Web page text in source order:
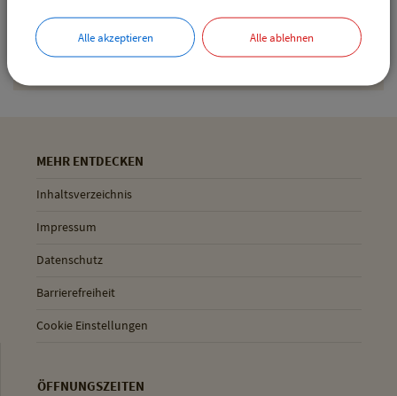
Geltinger Str. 18
85652 Pliening
MEHR ENTDECKEN
Inhaltsverzeichnis
Impressum
Datenschutz
Barrierefreiheit
Cookie Einstellungen
ÖFFNUNGSZEITEN
Alle akzeptieren Alle ablehnen